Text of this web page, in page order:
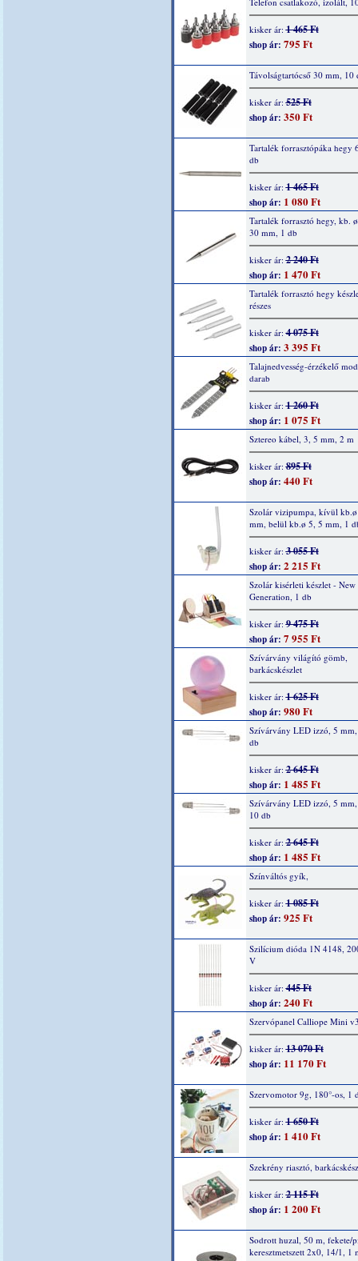
kisker ár:1 465 Ft
shop ár: 795 Ft
Távolságtartócső 30 mm, 10
kisker ár:525 Ft
shop ár: 350 Ft
Tartalék forrasztópáka hegy
db
kisker ár:1 465 Ft
shop ár: 1 080 Ft
Tartalék forrasztó hegy, kb.
30 mm, 1 db
kisker ár:2 240 Ft
shop ár: 1 470 Ft
Tartalék forrasztó hegy
részes
kisker ár:4 075 Ft
shop ár: 3 395 Ft
Talajnedvesség-érzékelő
darab
kisker ár:1 260 Ft
shop ár: 1 075 Ft
Sztereo kábel, 3, 5 mm, 2 m
kisker ár:895 Ft
shop ár: 440 Ft
Szolár vizipumpa, kívül
mm, belül kb.ø 5, 5 mm, 1
kisker ár:3 055 Ft
shop ár: 2 215 Ft
Szolár kisérleti készlet - New
Generation, 1 db
kisker ár:9 475 Ft
shop ár: 7 955 Ft
Szívárvány világító gömb,
barkácskészlet
kisker ár:1 625 Ft
shop ár: 980 Ft
Szívárvány LED izzó, 5 mm,
db
kisker ár:2 645 Ft
shop ár: 1 485 Ft
Szívárvány LED izzó, 5
10 db
kisker ár:2 645 Ft
shop ár: 1 485 Ft
Színváltós gyík,
kisker ár:1 085 Ft
shop ár: 925 Ft
Szilícium dióda 1N 4148,
V
kisker ár:445 Ft
shop ár: 240 Ft
Szervópanel Calliope Mini
kisker ár:13 070 Ft
shop ár: 11 170 Ft
Szervomotor 9g, 180°-os, 1
kisker ár:1 650 Ft
shop ár: 1 410 Ft
Szekrény riasztó,
kisker ár:2 115 Ft
shop ár: 1 200 Ft
Sodrott huzal, 50 m, fekete/
keresztmetszett 2x0, 14/1, 1